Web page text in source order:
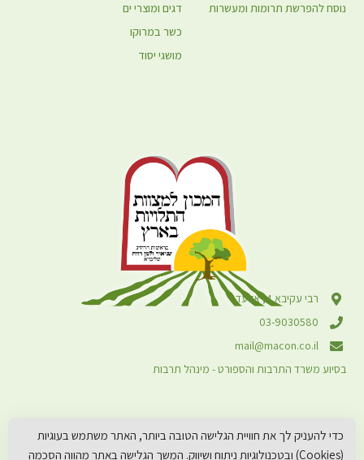
רבי עקיבא 4, אלעד
03-9030580
mail@macon.co.il
בסיוע משרד התרבות והספורט - מינהל תרבות
דגים ומוצרי ים
כשר במרוקו
מושגי יסוד
נוסח להפרשת תרומות ומעשרות
כדי להעניק לך את חוויית הגלישה הטובה ביותר, האתר משתמש בעוגיות
(Cookies) ובטכנולוגיות ניתוח ושיווק. המשך הגלישה באתר מהווה הסכמה